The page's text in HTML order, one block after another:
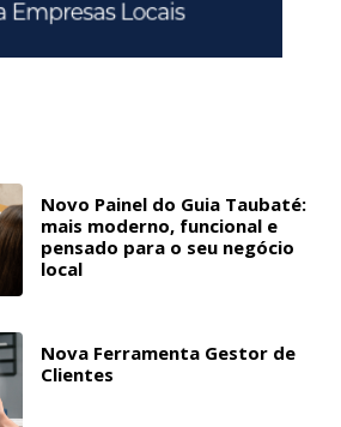
Novo Painel do Guia Taubaté:
mais moderno, funcional e
pensado para o seu negócio
local
Nova Ferramenta Gestor de
Clientes